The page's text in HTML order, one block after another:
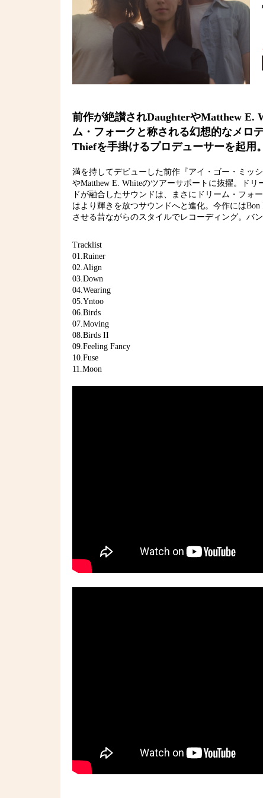
前作が絶讃されDaughterやMatthew E.
ム・フォークと称される幻想的なメロ
Thiefを手掛けるプロデューサーを起用。
満を持してデビューした前作『アイ・ゴー・ミッ
やMatthew E. Whiteのツアーサポートに抜擢。ド
ドが融合したサウンドは、まさにドリーム・フォ
はより輝きを放つサウンドへと進化。今作には
させる昔ながらのスタイルでレコーディング。バ
Tracklist
01.Ruiner
02.Align
03.Down
04.Wearing
05.Yntoo
06.Birds
07.Moving
08.Birds II
09.Feeling Fancy
10.Fuse
11.Moon